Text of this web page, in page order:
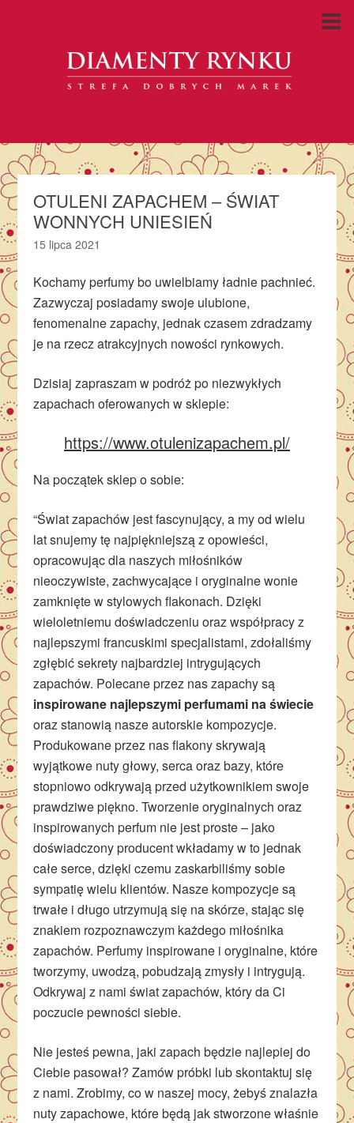
OTULENI ZAPACHEM – ŚWIAT
WONNYCH UNIESIEŃ
15 lipca 2021
Kochamy perfumy bo uwielbiamy ładnie pachnieć.
Zazwyczaj posiadamy swoje ulubione,
fenomenalne zapachy, jednak czasem zdradzamy
je na rzecz atrakcyjnych nowości rynkowych.
Dzisiaj zapraszam w podróż po niezwykłych
zapachach oferowanych w sklepie:
https://www.otulenizapachem.pl/
Na początek sklep o sobie:
“Świat zapachów jest fascynujący, a my od wielu
lat snujemy tę najpiękniejszą z opowieści,
opracowując dla naszych miłośników
nieoczywiste, zachwycające i oryginalne wonie
zamknięte w stylowych flakonach. Dzięki
wieloletniemu doświadczeniu oraz współpracy z
najlepszymi francuskimi specjalistami, zdołaliśmy
zgłębić sekrety najbardziej intrygujących
zapachów. Polecane przez nas zapachy są
inspirowane najlepszymi perfumami na świecie
oraz stanowią nasze autorskie kompozycje.
Produkowane przez nas flakony skrywają
wyjątkowe nuty głowy, serca oraz bazy, które
stopniowo odkrywają przed użytkownikiem swoje
prawdziwe piękno. Tworzenie oryginalnych oraz
inspirowanych perfum nie jest proste – jako
doświadczony producent wkładamy w to jednak
całe serce, dzięki czemu zaskarbiliśmy sobie
sympatię wielu klientów. Nasze kompozycje są
trwałe i długo utrzymują się na skórze, stając się
znakiem rozpoznawczym każdego miłośnika
zapachów. Perfumy inspirowane i oryginalne, które
tworzymy, uwodzą, pobudzają zmysły i intrygują.
Odkrywaj z nami świat zapachów, który da Ci
poczucie pewności siebie.
Nie jesteś pewna, jaki zapach będzie najlepiej do
Ciebie pasował? Zamów próbki lub skontaktuj się
z nami. Zrobimy, co w naszej mocy, żebyś znalazła
nuty zapachowe, które będą jak stworzone właśnie